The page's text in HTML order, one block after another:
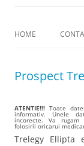
HOME
Prospect
ATENTIE!!! Toate
informativ. Unele
incorecte. Va rugam
folosirii oricarui
Trelegy Ellipta